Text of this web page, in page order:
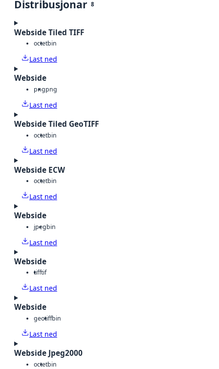
Distribusjonar 8
Webside Tiled TIFF
octetbin
Last ned
Webside
pngpng
Last ned
Webside Tiled GeoTIFF
octetbin
Last ned
Webside ECW
octetbin
Last ned
Webside
jpegbin
Last ned
Webside
tifftif
Last ned
Webside
geotiffbin
Last ned
Webside Jpeg2000
octetbin